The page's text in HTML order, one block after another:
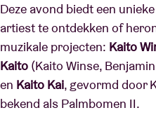
Deze avond biedt een
artiest te ontdekken of
muzikale projecten: Kaito
Kaito (Kaito Winse,
en Kaito Kai, gevormd door
bekend als Palmbomen II.